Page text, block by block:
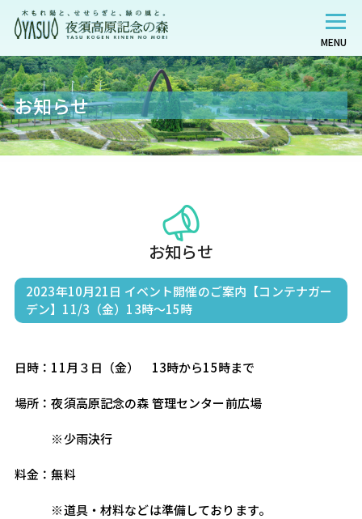
MENU
お知らせ
お知らせ
2023年10月21日 イベント開催のご案内【コンテナガー
デン】11/3（金）13時～15時
日時：11月３日（金）　13時から15時まで
場所：夜須高原記念の森 管理センター前広場
※少雨決行
料金：無料
※道具・材料などは準備しております。